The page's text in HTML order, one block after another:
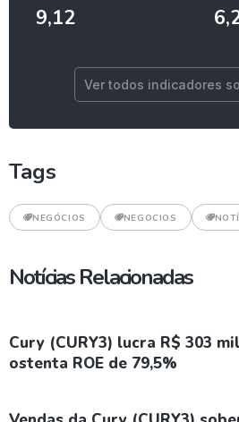
9,12
Ver todos indicadores
Tags
NEGÓCIOS NEGOCIOS
Notícias Relacionadas
Cury (CURY3) lucra R$ 303
ostenta ROE de 79,5%